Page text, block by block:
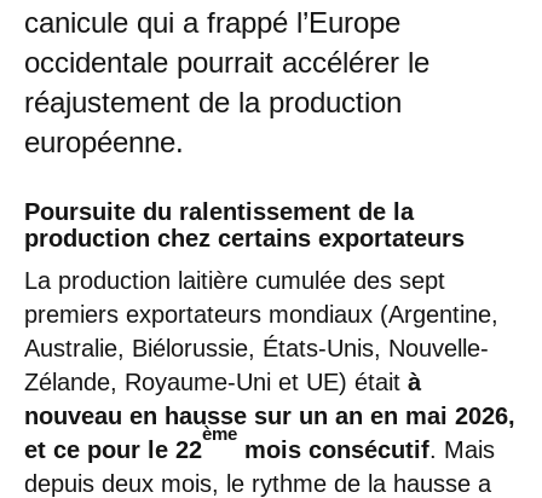
canicule qui a frappé l’Europe
occidentale pourrait accélérer le
réajustement de la production
européenne.
Poursuite du ralentissement de la
production chez certains exportateurs
La production laitière cumulée des sept
premiers exportateurs mondiaux (Argentine,
Australie, Biélorussie, États-Unis, Nouvelle-
Zélande, Royaume-Uni et UE) était à
nouveau en hausse sur un an en mai 2026,
et ce pour le 22
ème
mois consécutif. Mais
depuis deux mois, le rythme de la hausse a